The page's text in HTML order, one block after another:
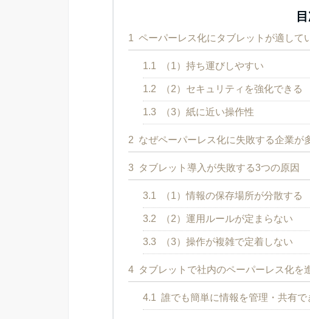
1 ペーパーレス化にタブレットが適して
1.1 （1）持ち運びしやすい
1.2 （2）セキュリティを強化できる
1.3 （3）紙に近い操作性
2 なぜペーパーレス化に失敗する企業が
3 タブレット導入が失敗する3つの原因
3.1 （1）情報の保存場所が分散する
3.2 （2）運用ルールが定まらない
3.3 （3）操作が複雑で定着しない
4 タブレットで社内のペーパーレス化を
4.1 誰でも簡単に情報を管理・共有で